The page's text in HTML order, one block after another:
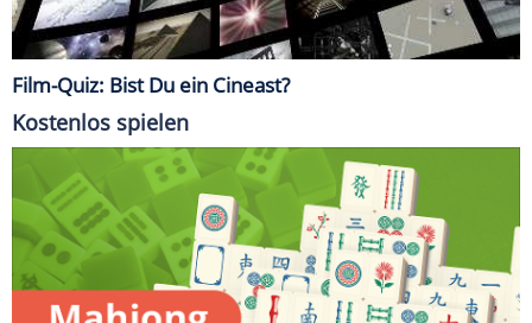
Film-Quiz: Bist Du ein Cineast?
Kostenlos spielen